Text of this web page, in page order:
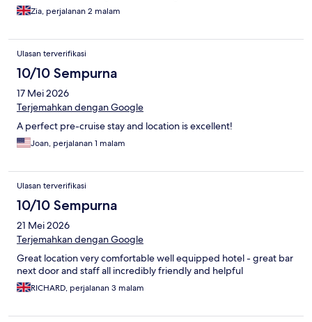
Zia, perjalanan 2 malam
Ulasan terverifikasi
10/10 Sempurna
17 Mei 2026
Terjemahkan dengan Google
A perfect pre-cruise stay and location is excellent!
Joan, perjalanan 1 malam
Ulasan terverifikasi
10/10 Sempurna
21 Mei 2026
Terjemahkan dengan Google
Great location very comfortable well equipped hotel - great bar
next door and staff all incredibly friendly and helpful
RICHARD, perjalanan 3 malam